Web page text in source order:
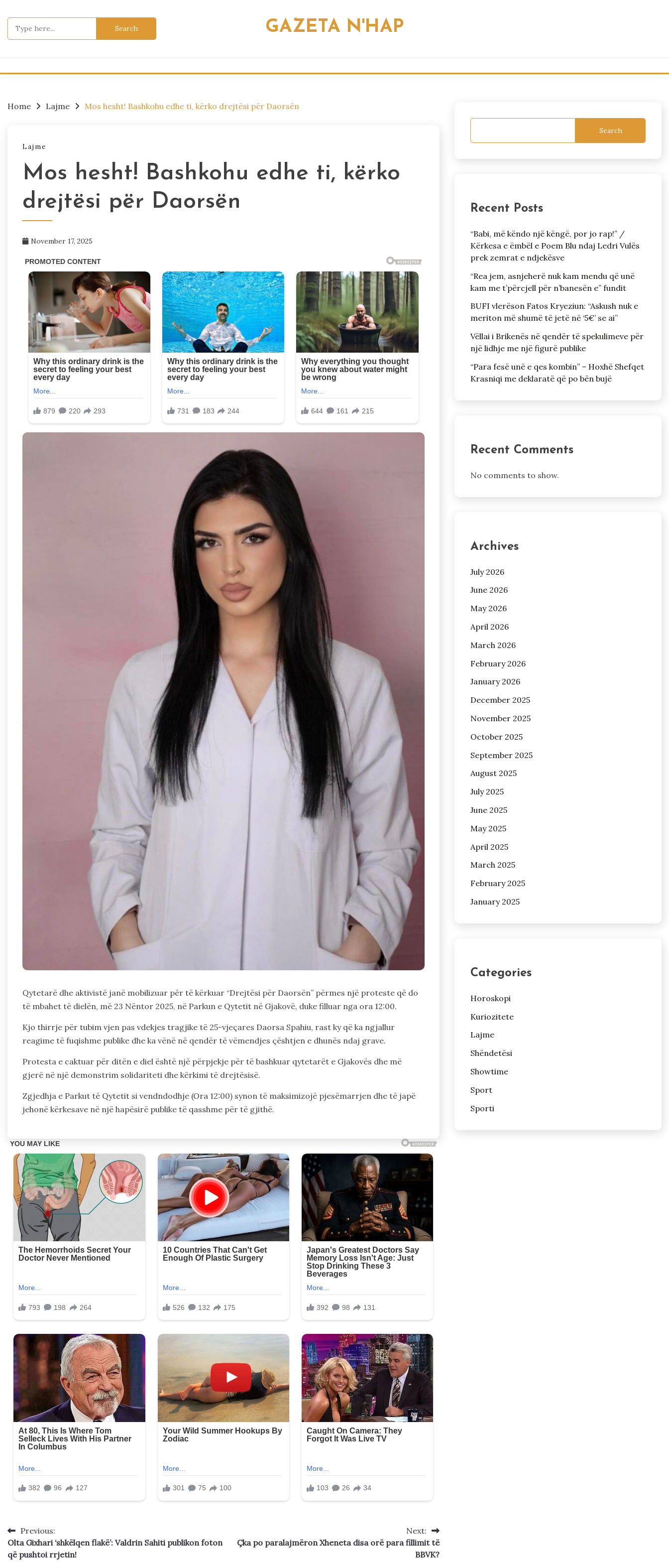
to
content
GAZETA N'HAP
Home Lajme Mos hesht! Bashkohu edhe ti, kërko drejtësi për Daorsën
Lajme
Mos hesht! Bashkohu edhe ti, kërko
drejtësi për Daorsën
November 17, 2025
Qytetarë dhe aktivistë janë mobilizuar për të kërkuar “Drejtësi për Daorsën” përmes një proteste që do
të mbahet të dielën, më 23 Nëntor 2025, në Parkun e Qytetit në Gjakovë, duke filluar nga ora 12:00.
Kjo thirrje për tubim vjen pas vdekjes tragjike të 25-vjeçares Daorsa Spahiu, rast ky që ka ngjallur
reagime të fuqishme publike dhe ka vënë në qendër të vëmendjes çështjen e dhunës ndaj grave.
Protesta e caktuar për ditën e diel është një përpjekje për të bashkuar qytetarët e Gjakovës dhe më
gjerë në një demonstrim solidariteti dhe kërkimi të drejtësisë.
Zgjedhja e Parkut të Qytetit si vendndodhje (Ora 12:00) synon të maksimizojë pjesëmarrjen dhe të japë
jehonë kërkesave në një hapësirë publike të qasshme për të gjithë.
Post
navigation
Previous:
Olta Gixhari ‘shkëlqen flakë’: Valdrin Sahiti publikon foton
që pushtoi rrjetin!
Next:
Çka po paralajmëron Xheneta disa orë para fillimit të
BBVK?
Search
Recent Posts
“Babi, më këndo një këngë, por jo rap!” /
Kërkesa e ëmbël e Poem Blu ndaj Ledri Vulës
prek zemrat e ndjekësve
“Rea jem, asnjeherë nuk kam mendu që unë
kam me t’përcjell për n’banesën e” fundit
BUFI vlerëson Fatos Kryeziun: “Askush nuk e
meriton më shumë të jetë në ‘5€’ se ai”
Vëllai i Brikenës në qendër të spekulimeve për
një lidhje me një figurë publike
“Para fesë unë e qes kombin” – Hoxhë Shefqet
Krasniqi me deklaratë që po bën bujë
Recent Comments
No comments to show.
Archives
July 2026
June 2026
May 2026
April 2026
March 2026
February 2026
January 2026
December 2025
November 2025
October 2025
September 2025
August 2025
July 2025
June 2025
May 2025
April 2025
March 2025
February 2025
January 2025
Categories
Horoskopi
Kuriozitete
Lajme
Shëndetësi
Showtime
Sport
Sporti